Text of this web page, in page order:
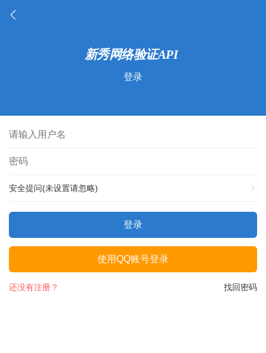
登录
安全提问(未设置请忽略)
登录
使用QQ账号登录
找回密码
还没有注册？